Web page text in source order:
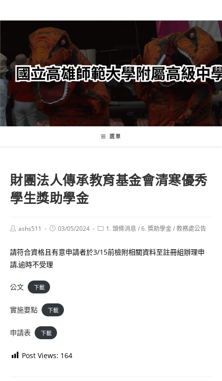
轉
要
內
容
選單
財團法人傳承教育基金會清寒優秀
學生獎助學金
Postashs511
Post03/05/2024
Post1. 頭條消息 /6. 獎助學金/教務處公告
請符合資格且有意申請者於3/15前檢附相關資料至註冊組辦理申
請,逾時不受理
公文 下載
實施要點 下載
申請表 下載
Post Views: 164